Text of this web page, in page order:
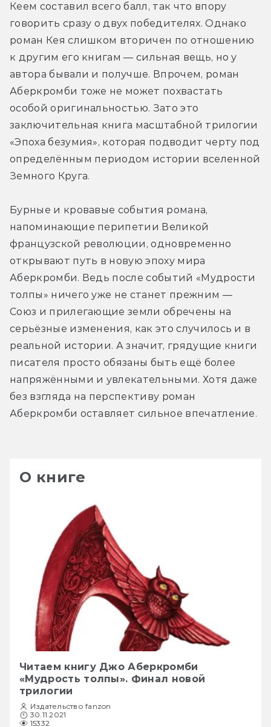
Кеем составил всего балл, так что впору
говорить сразу о двух победителях. Однако
роман Кея слишком вторичен по отношению
к другим его книгам — сильная вещь, но у
автора бывали и получше. Впрочем, роман
Аберкромби тоже не может похвастать
особой оригинальностью. Зато это
заключительная книга масштабной трилогии
«Эпоха безумия», которая подводит черту под
определённым периодом истории вселенной
Земного Круга.
Бурные и кровавые события романа,
напоминающие перипетии Великой
французской революции, одновременно
открывают путь в новую эпоху мира
Аберкромби. Ведь после событий «Мудрости
толпы» ничего уже не станет прежним —
Союз и прилегающие земли обречены на
серьёзные изменения, как это случилось и в
реальной истории. А значит, грядущие книги
писателя просто обязаны быть ещё более
напряжёнными и увлекательными. Хотя даже
без взгляда на перспективу роман
Аберкромби оставляет сильное впечатление.
О книге
Читаем книгу Джо Аберкромби
«Мудрость толпы». Финал новой
трилогии
Издательство fanzon
30.11.2021
15332